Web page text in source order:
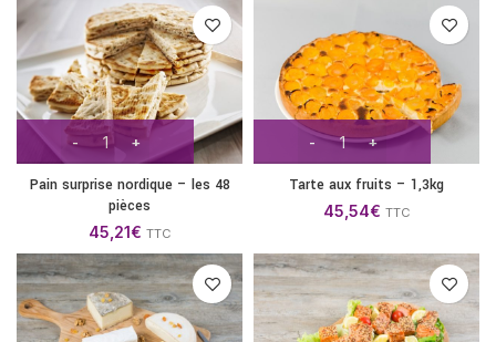
Pain surprise nordique – les 48
pièces
45,21€ TTC
Tarte aux fruits – 1,3kg
45,54€ TTC